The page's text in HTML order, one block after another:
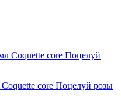
core Поцелуй розы